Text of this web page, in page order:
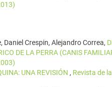
Daniel Crespin, Alejandro Correa,
DE LA PERRA (CANIS
UNA REVISIÓN , Revista de